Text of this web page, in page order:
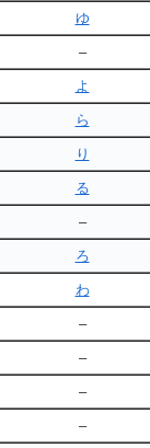
ゆ
–
よ
ら
り
る
–
ろ
わ
–
–
–
–